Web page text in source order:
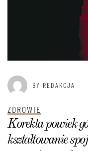
BY REDAKCJA
ZDROWIE
Korekta powiek
kształtowanie